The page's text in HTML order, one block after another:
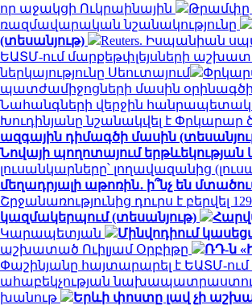
որ աջակցի Ուկրաինային
Թրամփը
ռազմավարական նշանակությունը
(տեսանյութ)
Reuters. Իսպանիան
ԵԱՏՄ-ում մարքեթփլեյսների
ներկայությունը Սեուտայում
պատժամիջոցների մասին
Նահանգների վերջին
Խուդինյանը նշանակվել է
ազգային դիմագծի մասին
Նովայի պողոտայում
լուսանկարները՝ լողավազանից
մեղադրյալի աթոռին․ ի՞նչ են
Շրջանառությունից դուրս է բերվել
կազմակերպում (տեսանյութ)
Կարապետյան
Մինվոդիում
աշխատած Ուիլյամ Օրբիթը
ՌԴ-ն
Փաշինյանը հայտարարել է ԵԱՏՄ-
ահաբեկչության
խանութ
Երևի փոստը լավ չի